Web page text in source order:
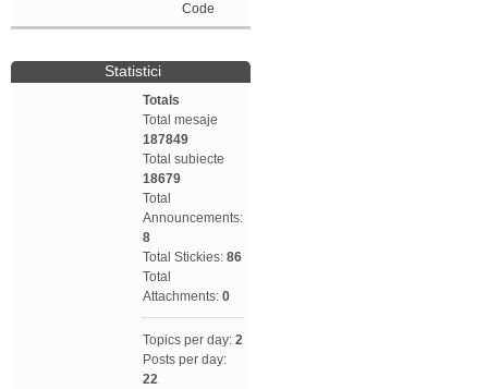
Code
Statistici
Totals
Total mesaje
187849
Total subiecte
18679
Total
Announcements:
8
Total Stickies: 86
Total
Attachments: 0
Topics per day: 2
Posts per day:
22